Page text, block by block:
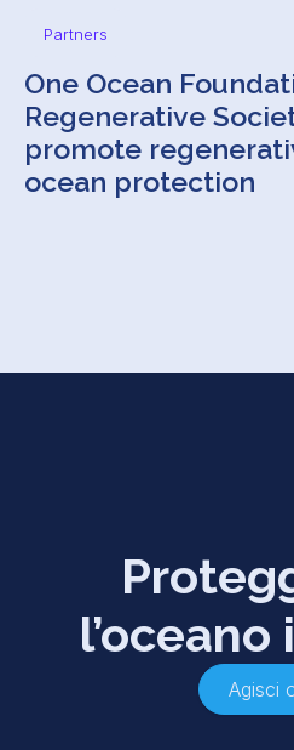
Partners
One Ocean
Regenerative
promote
ocean protection
Agisci